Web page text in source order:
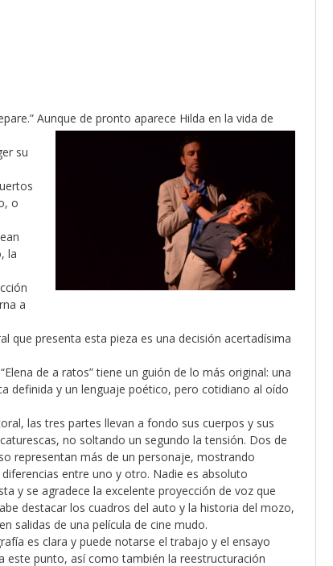
Aunque de pronto aparece Hilda en la vida de
su
o
la
a
que presenta esta pieza es una decisión acertadísima
de a ratos” tiene un guión de lo más original: una
definida y un lenguaje poético, pero cotidiano al oído
las tres partes llevan a fondo sus cuerpos y sus
no soltando un segundo la tensión. Dos de
representan más de un personaje, mostrando
entre uno y otro. Nadie es absoluto
y se agradece la excelente proyección de voz que
destacar los cuadros del auto y la historia del mozo,
salidas de una película de cine mudo.
es clara y puede notarse el trabajo y el ensayo
este punto, así como también la reestructuración